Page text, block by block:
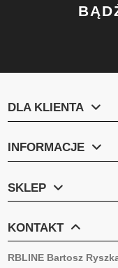
DLA KLIENTA
INFORMACJE
SKLEP
KONTAKT
RBLINE Bartosz